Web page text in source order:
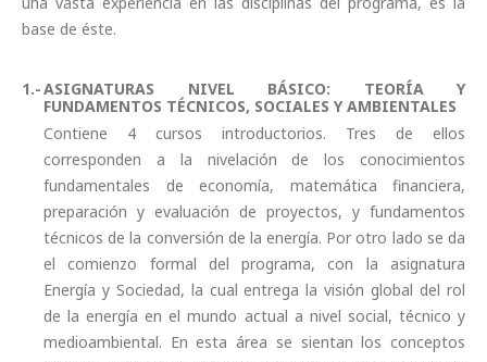
base de éste.
ASIGNATURAS NIVEL BÁSICO: TEORÍA Y
FUNDAMENTOS TÉCNICOS, SOCIALES Y AMBIENTALES
Contiene 4 cursos introductorios. Tres de ellos
corresponden a la nivelación de los conocimientos
fundamentales de economía, matemática financiera,
preparación y evaluación de proyectos, y fundamentos
técnicos de la conversión de la energía. Por otro lado se da
el comienzo formal del programa, con la asignatura
Energía y Sociedad, la cual entrega la visión global del rol
de la energía en el mundo actual a nivel social, técnico y
medioambiental. En esta área se sientan los conceptos